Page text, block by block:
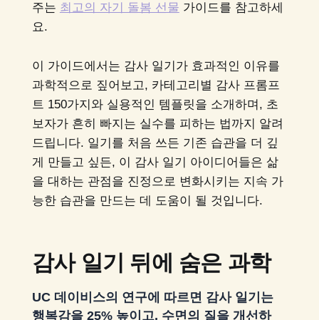
주는 최고의 자기 돌봄 선물 가이드를 참고하세
요.
이 가이드에서는 감사 일기가 효과적인 이유를
과학적으로 짚어보고, 카테고리별 감사 프롬프
트 150가지와 실용적인 템플릿을 소개하며, 초
보자가 흔히 빠지는 실수를 피하는 법까지 알려
드립니다. 일기를 처음 쓰든 기존 습관을 더 깊
게 만들고 싶든, 이 감사 일기 아이디어들은 삶
을 대하는 관점을 진정으로 변화시키는 지속 가
능한 습관을 만드는 데 도움이 될 것입니다.
감사 일기 뒤에 숨은 과학
UC 데이비스의 연구에 따르면 감사 일기는
행복감을 25% 높이고, 수면의 질을 개선하